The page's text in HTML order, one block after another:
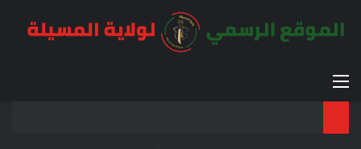
القائمة